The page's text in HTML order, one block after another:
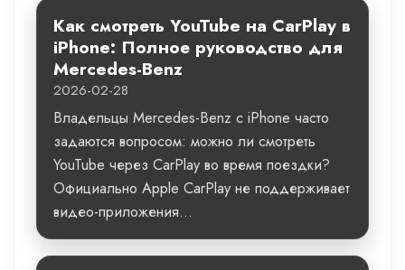
Как смотреть YouTube на CarPlay в
iPhone: Полное руководство для
Mercedes-Benz
2026-02-28
Владельцы Mercedes-Benz с iPhone часто
задаются вопросом: можно ли смотреть
YouTube через CarPlay во время поездки?
Официально Apple CarPlay не поддерживает
видео-приложения...